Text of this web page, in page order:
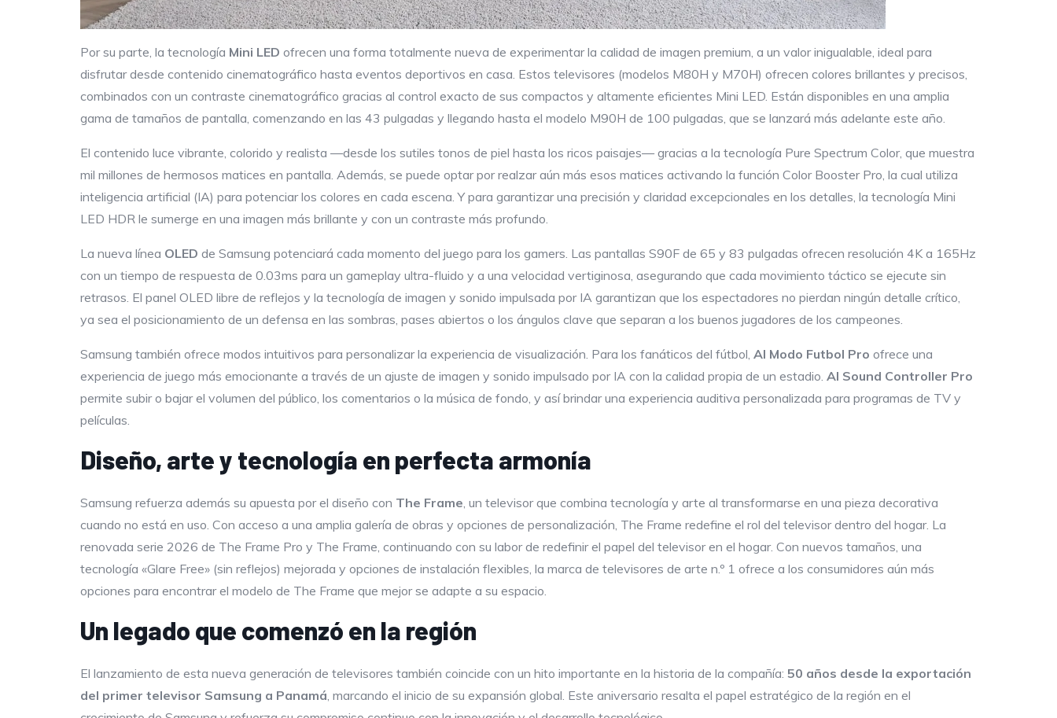
Por su parte, la tecnología Mini LED ofrecen una forma totalmente nueva de experimentar la calidad de imagen premium, a un valor inigualable, ideal para
disfrutar desde contenido cinematográfico hasta eventos deportivos en casa. Estos televisores (modelos M80H y M70H) ofrecen colores brillantes y precisos,
combinados con un contraste cinematográfico gracias al control exacto de sus compactos y altamente eficientes Mini LED. Están disponibles en una amplia
gama de tamaños de pantalla, comenzando en las 43 pulgadas y llegando hasta el modelo M90H de 100 pulgadas, que se lanzará más adelante este año.
El contenido luce vibrante, colorido y realista —desde los sutiles tonos de piel hasta los ricos paisajes— gracias a la tecnología Pure Spectrum Color, que muestra
mil millones de hermosos matices en pantalla. Además, se puede optar por realzar aún más esos matices activando la función Color Booster Pro, la cual utiliza
inteligencia artificial (IA) para potenciar los colores en cada escena. Y para garantizar una precisión y claridad excepcionales en los detalles, la tecnología Mini
LED HDR le sumerge en una imagen más brillante y con un contraste más profundo.
La nueva línea OLED de Samsung potenciará cada momento del juego para los gamers. Las pantallas S90F de 65 y 83 pulgadas ofrecen resolución 4K a 165Hz
con un tiempo de respuesta de 0.03ms para un gameplay ultra-fluido y a una velocidad vertiginosa, asegurando que cada movimiento táctico se ejecute sin
retrasos. El panel OLED libre de reflejos y la tecnología de imagen y sonido impulsada por IA garantizan que los espectadores no pierdan ningún detalle crítico,
ya sea el posicionamiento de un defensa en las sombras, pases abiertos o los ángulos clave que separan a los buenos jugadores de los campeones.
Samsung también ofrece modos intuitivos para personalizar la experiencia de visualización. Para los fanáticos del fútbol, AI Modo Futbol Pro ofrece una
experiencia de juego más emocionante a través de un ajuste de imagen y sonido impulsado por IA con la calidad propia de un estadio. AI Sound Controller Pro
permite subir o bajar el volumen del público, los comentarios o la música de fondo, y así brindar una experiencia auditiva personalizada para programas de TV y
películas.
Diseño, arte y tecnología en perfecta armonía
Samsung refuerza además su apuesta por el diseño con The Frame, un televisor que combina tecnología y arte al transformarse en una pieza decorativa
cuando no está en uso. Con acceso a una amplia galería de obras y opciones de personalización, The Frame redefine el rol del televisor dentro del hogar. La
renovada serie 2026 de The Frame Pro y The Frame, continuando con su labor de redefinir el papel del televisor en el hogar. Con nuevos tamaños, una
tecnología «Glare Free» (sin reflejos) mejorada y opciones de instalación flexibles, la marca de televisores de arte n.º 1 ofrece a los consumidores aún más
opciones para encontrar el modelo de The Frame que mejor se adapte a su espacio.
Un legado que comenzó en la región
El lanzamiento de esta nueva generación de televisores también coincide con un hito importante en la historia de la compañía: 50 años desde la exportación
del primer televisor Samsung a Panamá, marcando el inicio de su expansión global. Este aniversario resalta el papel estratégico de la región en el